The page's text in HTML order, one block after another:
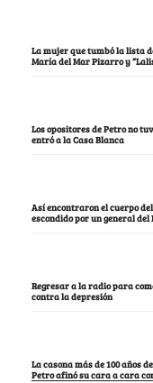
La mujer que tumbó la lista
María del Mar Pizarro y
Los opositores de Petro no
entró a la Casa Blanca
Así encontraron el cuerpo
escondido por un general del
Regresar a la radio para
contra la depresión
La casona más de 100 años
Petro afinó su cara a cara